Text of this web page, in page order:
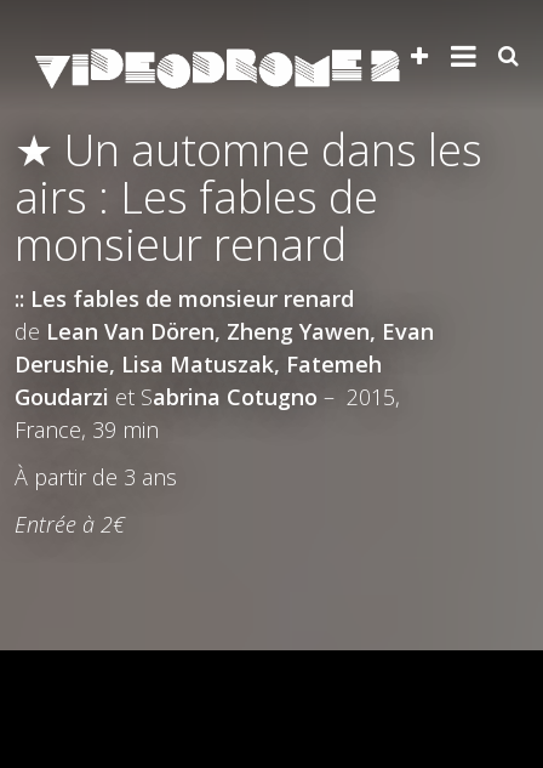
★ Un automne dans les
airs : Les fables de
monsieur renard
:: Les fables de monsieur renard
de Lean Van Dören, Zheng Yawen, Evan
Derushie, Lisa Matuszak, Fatemeh
Goudarzi et Sabrina Cotugno – 2015,
France, 39 min
À partir de 3 ans
Entrée à 2€